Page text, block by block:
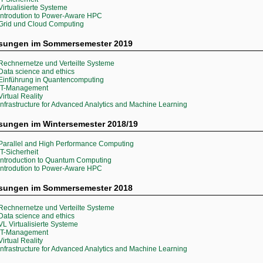
Systeme
to Power-Aware HPC
und Cloud Computing
im Sommersemester 2019
und Verteilte Systeme
science and ethics
in Quantencomputing
Management
Reality
for Advanced Analytics and Machine Learning
im Wintersemester 2018/19
and High Performance Computing
Sicherheit
to Quantum Computing
to Power-Aware HPC
im Sommersemester 2018
und Verteilte Systeme
science and ethics
Virtualisierte Systeme
Management
Reality
for Advanced Analytics and Machine Learning